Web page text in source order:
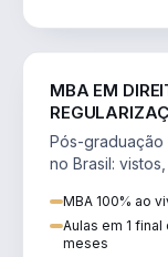
MBA EM
Pós-graduação
no Brasil:
MBA 100% ao
Aulas em 1
meses